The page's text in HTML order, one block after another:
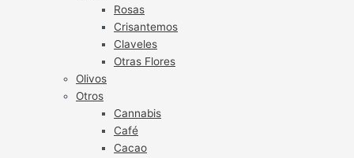
Rosas
Crisantemos
Claveles
Otras Flores
Olivos
Otros
Cannabis
Café
Cacao